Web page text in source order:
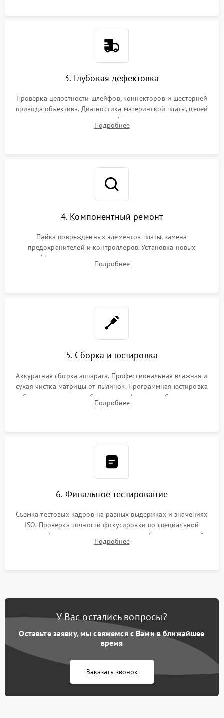
3. Глубокая дефектовка
Проверка целостности шлейфов, коннекторов и шестерней
привода объектива. Диагностика материнской платы, цепей
питания и картоприемника. Тестирование механизма
затвора и блока внутрикамерной стабилизации.
Подробнее
4. Компонентный ремонт
Пайка поврежденных элементов платы, замена
предохранителей и контроллеров. Установка новых
шлейфов, дисплея, механизма затвора или двигателя
автофокуса. Восстановление геометрии тубуса объектива
Подробнее
5. Сборка и юстировка
Аккуратная сборка аппарата. Профессиональная влажная и
сухая чистка матрицы от пылинок. Программная юстировка
рабочего отрезка, калибровка автофокуса, стабилизатора и
экспозамера с помощью сервисного ПО.
Подробнее
6. Финальное тестирование
Съемка тестовых кадров на разных выдержках и значениях
ISO. Проверка точности фокусировки по специальной
мишени. Тест записи на карту памяти, работы встроенной
вспышки, микрофона и всех кнопок управления.
Подробнее
У Вас остались вопросы?
Оставьте заявку, мы свяжемся с Вами в ближайшее
время
Заказать звонок